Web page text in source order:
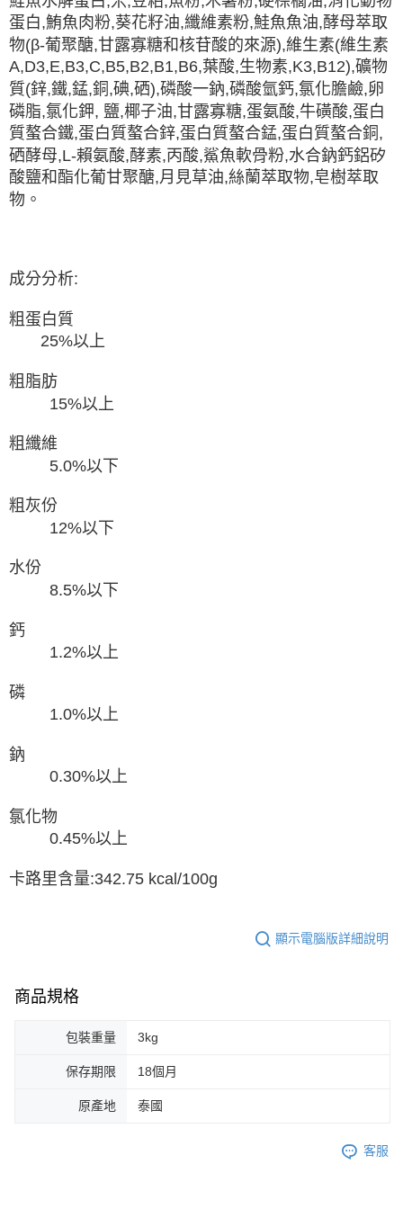
蛋白,鮪魚肉粉,葵花籽油,纖維素粉,鮭魚魚油,酵母萃取
物(β-葡聚醣,甘露寡糖和核苷酸的來源),維生素(維生素
A,D3,E,B3,C,B5,B2,B1,B6,葉酸,生物素,K3,B12),礦物
質(鋅,鐵,錳,銅,碘,硒),磷酸一鈉,磷酸氫鈣,氯化膽鹼,卵
磷脂,氯化鉀, 鹽,椰子油,甘露寡糖,蛋氨酸,牛磺酸,蛋白
質螯合鐵,蛋白質螯合鋅,蛋白質螯合錳,蛋白質螯合銅,
硒酵母,L-賴氨酸,酵素,丙酸,鯊魚軟骨粉,水合鈉鈣鋁矽
酸鹽和酯化葡甘聚醣,月見草油,絲蘭萃取物,皂樹萃取
物。
成分分析:
粗蛋白質
25%以上
粗脂肪
15%以上
粗纖維
5.0%以下
粗灰份
12%以下
水份
8.5%以下
鈣
1.2%以上
磷
1.0%以上
鈉
0.30%以上
氯化物
0.45%以上
卡路里含量:342.75 kcal/100g
顯示電腦版詳細說明
商品規格
包裝重量 3kg
保存期限 18個月
原產地 泰國
客服